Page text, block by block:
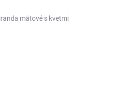
mätové s kvetmi